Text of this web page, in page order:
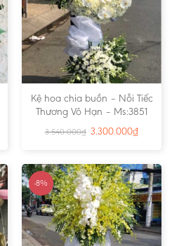
Kệ hoa chia buồn – Nỗi Tiếc
Thương Vô Hạn – Ms:3851
3.540.000₫ 3.300.000₫
-8%